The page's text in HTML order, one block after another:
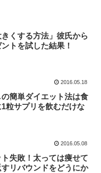
きくする方法」彼氏から
トを試した結果！
2016.05.18
簡単ダイエット法は食
粒サプリを飲むだけな
2016.05.08
失敗！太っては痩せて
リバウンドをどうにか